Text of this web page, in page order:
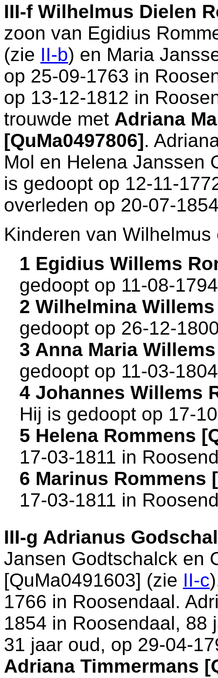
III-f Wilhelmus Dielen
zoon van Egidius
(zie II-b) en Maria
op 25-09-1763 in
op 13-12-1812 in
trouwde met Adriana
[QuMa0497806].
Mol en Helena Janssen
is gedoopt op 12-11-
overleden op 20-07-
Kinderen van Wilhelmus
1 Egidius Willems
gedoopt op 11-08-
2 Wilhelmina
gedoopt op 26-12-
3 Anna Maria
gedoopt op 11-03-
4 Johannes Willems
Hij is gedoopt op 17-
5 Helena Rommens
17-03-1811 in
6 Marinus Rommens
17-03-1811 in
III-g Adrianus
Jansen Godtschalck en
[QuMa0491603] (zie II-c
1766 in Roosendaal.
1854 in Roosendaal, 88
31 jaar oud, op 29-04-
Adriana Timmermans